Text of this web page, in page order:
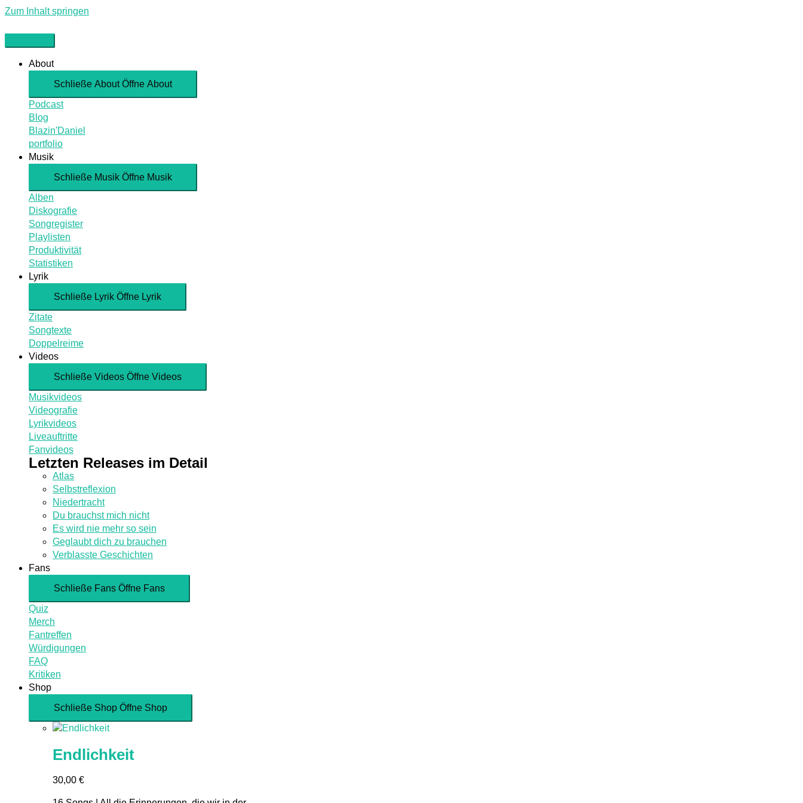
Zum Inhalt springen
About
Schließe About Öffne About
Podcast
Blog
Blazin'Daniel
portfolio
Musik
Schließe Musik Öffne Musik
Alben
Diskografie
Songregister
Playlisten
Produktivität
Statistiken
Lyrik
Schließe Lyrik Öffne Lyrik
Zitate
Songtexte
Doppelreime
Videos
Schließe Videos Öffne Videos
Musikvideos
Videografie
Lyrikvideos
Liveauftritte
Fanvideos
Letzten Releases im Detail
Atlas
Selbstreflexion
Niedertracht
Du brauchst mich nicht
Es wird nie mehr so sein
Geglaubt dich zu brauchen
Verblasste Geschichten
Fans
Schließe Fans Öffne Fans
Quiz
Merch
Fantreffen
Würdigungen
FAQ
Kritiken
Shop
Schließe Shop Öffne Shop
Endlichkeit
30,00 €